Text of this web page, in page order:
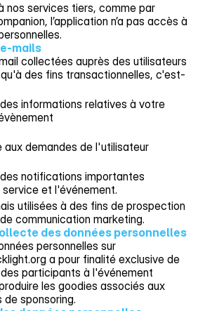
nos services tiers, comme par
l’application n’a pas accès à
mails
collectées auprès des utilisateurs
des fins transactionnelles, c'est-
informations relatives à votre
aux demandes de l'utilisateur
notifications importantes
et l'événement.
utilisées à des fins de prospection
communication marketing.
des données personnelles
personnelles sur
a pour finalité exclusive de
participants à l'événement
les goodies associés aux
sponsoring.